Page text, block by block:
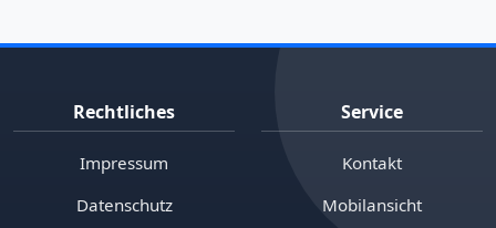
Rechtliches
Impressum
Datenschutz
Service
Kontakt
Mobilansicht